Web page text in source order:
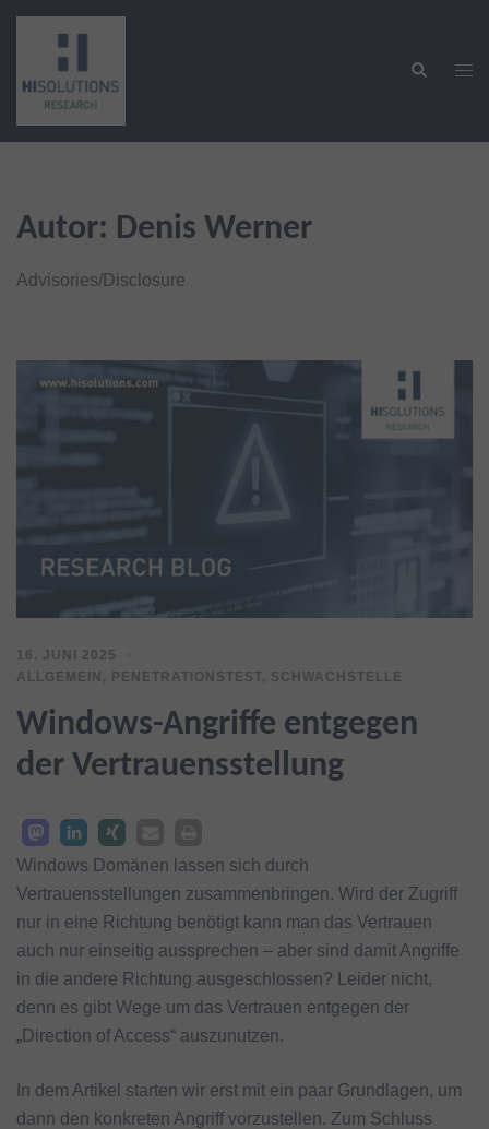
Zum
springen
Suche
Autor: Denis Werner
Advisories/Disclosure
16. JUNI 2025
ALLGEMEIN , PENETRATIONSTEST, SCHWACHSTELLE
Windows-Angriffe entgegen
der Vertrauensstellung
Windows Domänen lassen sich durch
Vertrauensstellungen zusammenbringen. Wird der Zugriff
nur in eine Richtung benötigt kann man das Vertrauen
auch nur einseitig aussprechen – aber sind damit Angriffe
in die andere Richtung ausgeschlossen? Leider nicht,
denn es gibt Wege um das Vertrauen entgegen der
„Direction of Access“ auszunutzen.
In dem Artikel starten wir erst mit ein paar Grundlagen, um
dann den konkreten Angriff vorzustellen. Zum Schluss